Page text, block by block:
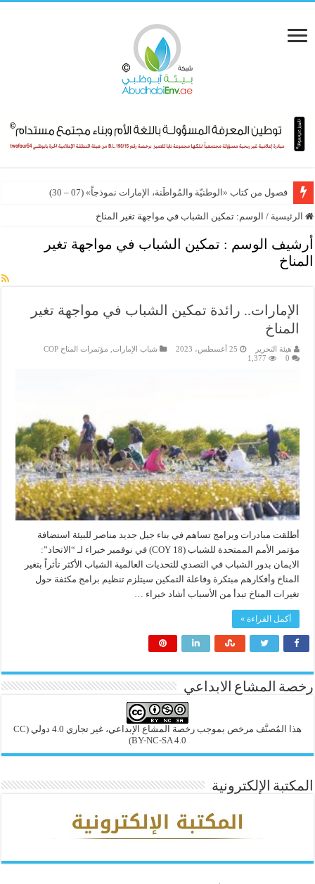
فصول من كتاب «الوطنيّة والمُواطَنة، الإمارات نموذجاً» (07 – 30)
الرئيسية / الوسم: تمكين الشباب في مواجهة تغير المناخ
أرشيف الوسم : تمكين الشباب في مواجهة تغير
المناخ
الإمارات.. رائدة تمكين الشباب في مواجهة تغير
المناخ
هيئة التحرير 25 أغسطس، 2023 شباب الإمارات, مؤتمرات المناخ COP
0
1,377
أطلقت مبادرات وبرامج تساهم في بناء جيل جديد مناصر للبيئة استضافة
مؤتمر الأمم الممتحدة للشباب (18 COY) في نوفمبر خبراء لـ “الاتحاد”:
الايمان بدور الشباب في التصدي للتحديات العالمية الشباب الأكثر تأثراً بتغير
المناخ وأفكارهم مبتكرة وفاعلة التمكين سيتلزم تنظيم برامج مكثفة حول
تغيرات المناخ تبدأ من الأسباب أشاد خبراء …
أكمل القراءة »
رخصة المشاع الابداعي
هذا المُصنَّف مرخص بموجب رخصة المشاع الإبداعي، غير تجاري 4.0 دولي
(CC
BY-NC-SA 4.0)
المكتبة الإلكترونية